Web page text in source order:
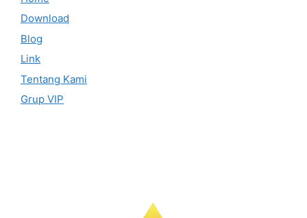
Download
Blog
Link
Tentang Kami
Grup VIP